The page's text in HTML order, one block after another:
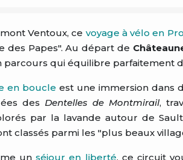
Ventoux, ce voyage à vélo en
des Papes". Au départ de
parcours qui équilibre parfaitement
en boucle est une immersion dans
desDentelles de Montmirail,
par la lavande autour de
classés parmi les "plus beaux
unséjour en liberté, ce circuit